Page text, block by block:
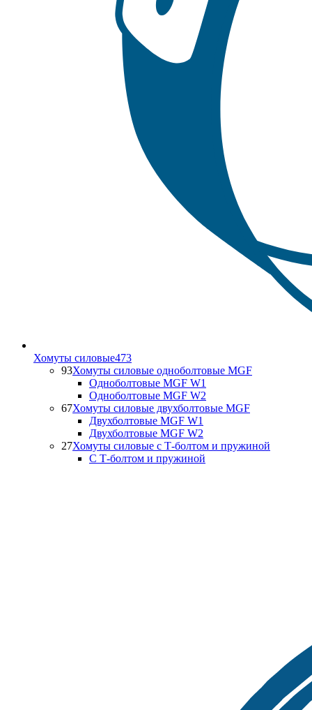
Хомуты силовые473
93Хомуты силовые одноболтовые MGF
Одноболтовые MGF W1
Одноболтовые MGF W2
67Хомуты силовые двухболтовые MGF
Двухболтовые MGF W1
Двухболтовые MGF W2
27Хомуты силовые с Т-болтом и пружиной
С Т-болтом и пружиной